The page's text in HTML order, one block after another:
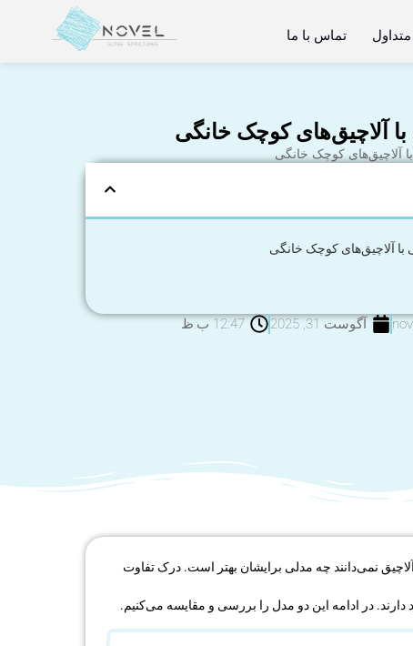
تماس با ما
با آلاچیق‌های کوچک خانگی
آلاچیق‌های کوچک خانگی
با آلاچیق‌های کوچک خانگی
آگوست 31, 2025 12:47 ب.ظ
نمی‌دانند چه مدلی برایشان بهتر است. درک تفاوت
در ادامه این دو مدل را بررسی و مقایسه می‌کنیم.